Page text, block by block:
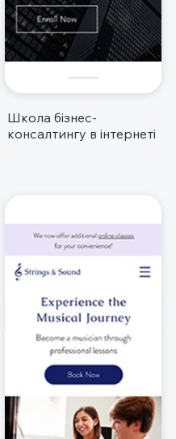
Школа бізнес-
консалтингу в інтернеті